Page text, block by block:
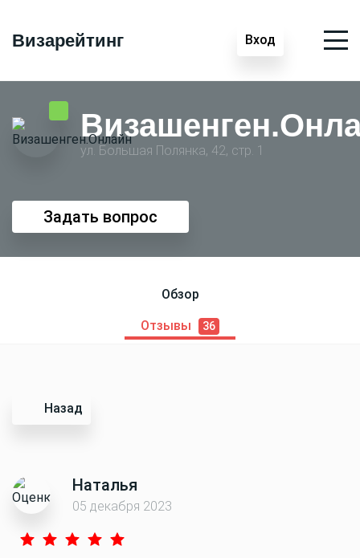
Визарейтинг Вход
ул. Большая Полянка, 42, стр. 1
Задать вопрос
Обзор
Отзывы 36
Назад
Наталья
05 декабря 2023